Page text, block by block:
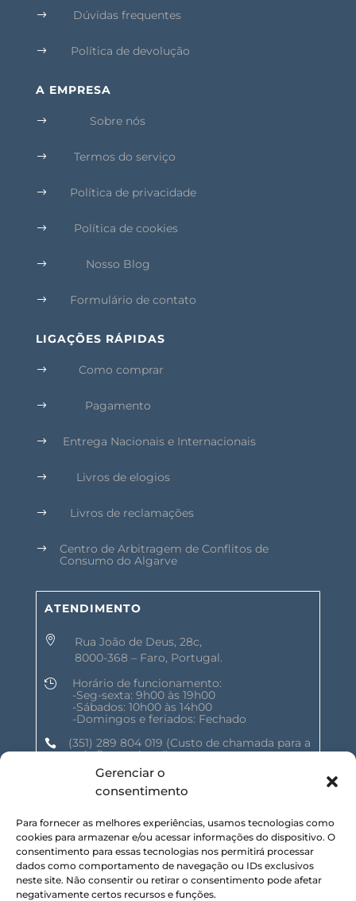
Gerenciar o
consentimento
Para fornecer as melhores experiências, usamos tecnologias como
cookies para armazenar e/ou acessar informações do dispositivo. O
consentimento para essas tecnologias nos permitirá processar
dados como comportamento de navegação ou IDs exclusivos
neste site. Não consentir ou retirar o consentimento pode afetar
negativamente certos recursos e funções.
$ Dúvidas frequentes
$ Política de devolução
A EMPRESA
$ Sobre nós
$ Termos do serviço
$ Política de privacidade
$ Política de cookies
$ Nosso Blog
$ Formulário de contato
LIGAÇÕES RÁPIDAS
$ Como comprar
$ Pagamento
$ Entrega Nacionais e Internacionais
$ Livros de elogios
$ Livros de reclamações
$
Centro de Arbitragem de Conflitos de
Consumo do Algarve
ATENDIMENTO

Rua João de Deus, 28c,
8000-368 – Faro, Portugal.

Horário de funcionamento:
-Seg-sexta: 9h00 às 19h00
-Sábados: 10h00 às 14h00
-Domingos e feriados: Fechado
 (351) 289 804 019 (Custo de chamada para a
rede fixa nacional)
geral@shalomnature.com
SIGA-NOS NAS REDES SOCIAIS :